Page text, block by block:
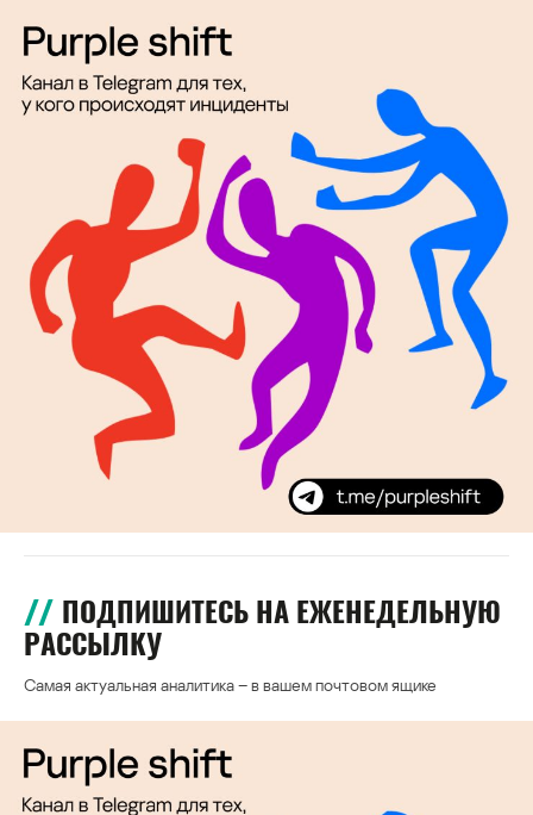
ПОДПИШИТЕСЬ НА ЕЖЕНЕДЕЛЬНУЮ
РАССЫЛКУ
Самая актуальная аналитика – в вашем почтовом ящике